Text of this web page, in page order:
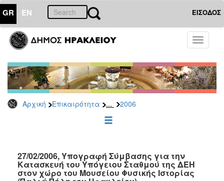
GR EN ΕΙΣΟΔΟΣ
Toggle
Αρχική Επικαιρότητα ... 2006
ΕΠΙΚΑΙΡΟΤΗΤΑ
Τύπου
Αρχείο
2026
2025
2022
2021
27/02/2006, Υπογραφή Σύμβασης για την
Κατασκευή του Υπόγειου Σταθμού της ΔΕΗ
στον χώρο του Μουσείου Φυσικής Ιστορίας